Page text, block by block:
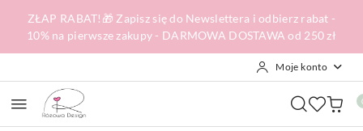
Przejdź do treści głównej
Przejdź do wyszukiwarki
Przejdź do moje konto
Przejdź do menu głównego
Przejdź do opisu produktu
Przejdź do stopki
ZŁAP RABAT!🎁 Zapisz się do Newslettera i odbierz rabat -
10% na pierwsze zakupy - DARMOWA DOSTAWA od 250 zł
Moje konto